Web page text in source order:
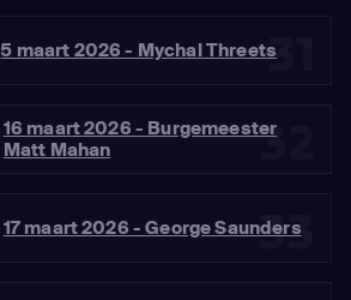
31
5 maart 2026 - Mychal Threets
32
16 maart 2026 - Burgemeester
Matt Mahan
33
17 maart 2026 - George Saunders